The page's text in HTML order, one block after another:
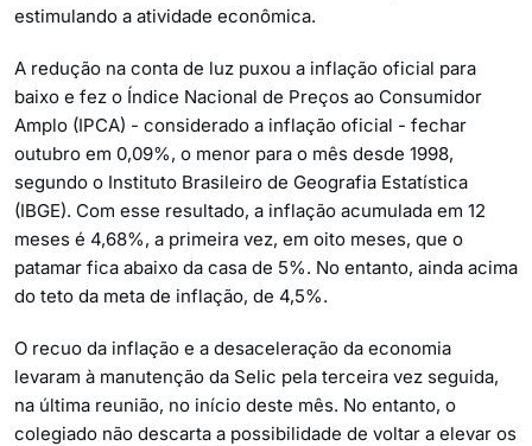
estimulando a atividade econômica.
A redução na conta de luz puxou a inflação oficial para
baixo e fez o Índice Nacional de Preços ao Consumidor
Amplo (IPCA) - considerado a inflação oficial - fechar
outubro em 0,09%, o menor para o mês desde 1998,
segundo o Instituto Brasileiro de Geografia Estatística
(IBGE). Com esse resultado, a inflação acumulada em 12
meses é 4,68%, a primeira vez, em oito meses, que o
patamar fica abaixo da casa de 5%. No entanto, ainda acima
do teto da meta de inflação, de 4,5%.
O recuo da inflação e a desaceleração da economia
levaram à manutenção da Selic pela terceira vez seguida,
na última reunião, no início deste mês. No entanto, o
colegiado não descarta a possibilidade de voltar a elevar os